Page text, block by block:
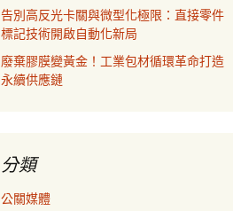
告別高反光卡關與微型化極限：直接零件
標記技術開啟自動化新局
廢棄膠膜變黃金！工業包材循環革命打造
永續供應鏈
分類
公關媒體